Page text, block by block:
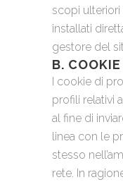
scopi
installati
gestore del
B.
I cookie di
profili relativi
al fine di
linea con le
stesso
rete. In